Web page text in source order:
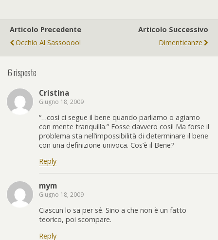
Articolo Precedente
Occhio Al Sassoooo!
Articolo Successivo
Dimenticanze
6 risposte
Cristina
Giugno 18, 2009
“…così ci segue il bene quando parliamo o agiamo
con mente tranquilla.” Fosse davvero così! Ma forse il
problema sta nell’impossibilità di determinare il bene
con una definizione univoca. Cos’è il Bene?
Reply
mym
Giugno 18, 2009
Ciascun lo sa per sé. Sino a che non è un fatto
teorico, poi scompare.
Reply